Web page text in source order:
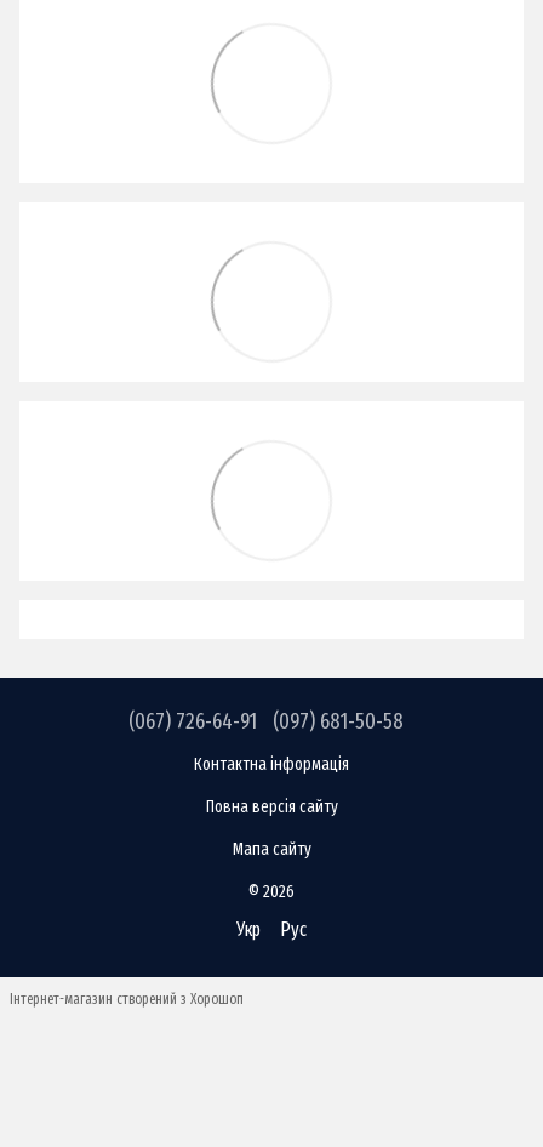
(067) 726-64-91 (097) 681-50-58
Контактна інформація
Повна версія сайту
Мапа сайту
© 2026
Укр Рус
Інтернет-магазин створений з Хорошоп